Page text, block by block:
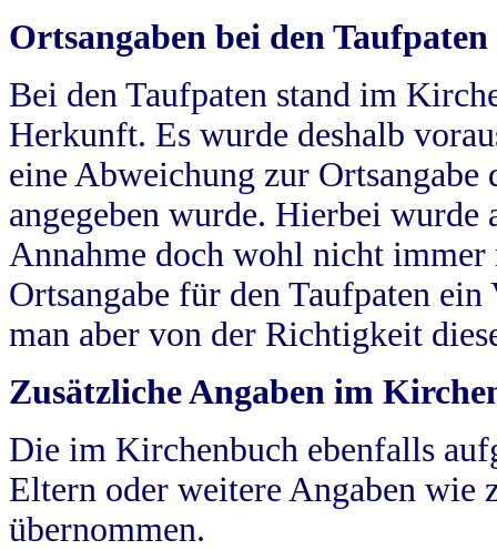
Ortsangaben bei den Taufpaten
Bei den Taufpaten stand im
Herkunft. Es wurde deshalb
eine Abweichung zur
angegeben wurde. Hierbei wurde
Annahme doch wohl nicht
Ortsangabe für den Taufpaten
man aber von der Richtigkeit
Zusätzliche Angaben im
Die im Kirchenbuch ebenfalls
Eltern oder weitere Angaben wie
übernommen.